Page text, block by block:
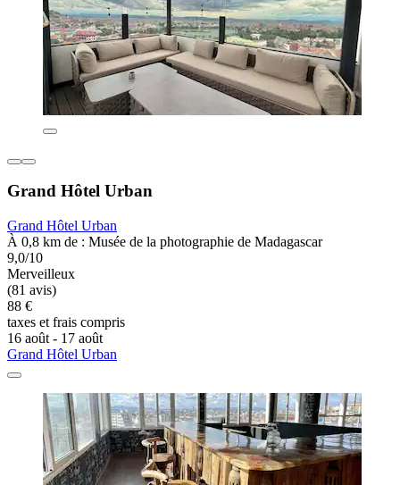
Grand Hôtel Urban
Grand Hôtel Urban
À 0,8 km de : Musée de la photographie de Madagascar
9,0/10
Merveilleux
(81 avis)
88 €
taxes et frais compris
16 août - 17 août
Grand Hôtel Urban